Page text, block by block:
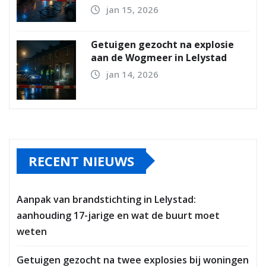
jan 15, 2026
Getuigen gezocht na explosie
aan de Wogmeer in Lelystad
jan 14, 2026
RECENT NIEUWS
Aanpak van brandstichting in Lelystad:
aanhouding 17-jarige en wat de buurt moet
weten
Getuigen gezocht na twee explosies bij woningen